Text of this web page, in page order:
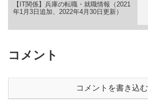
【IT関係】兵庫の転職・就職情報（2021
年1月3日追加、2022年4月30日更新）
コメント
コメントを書き込む